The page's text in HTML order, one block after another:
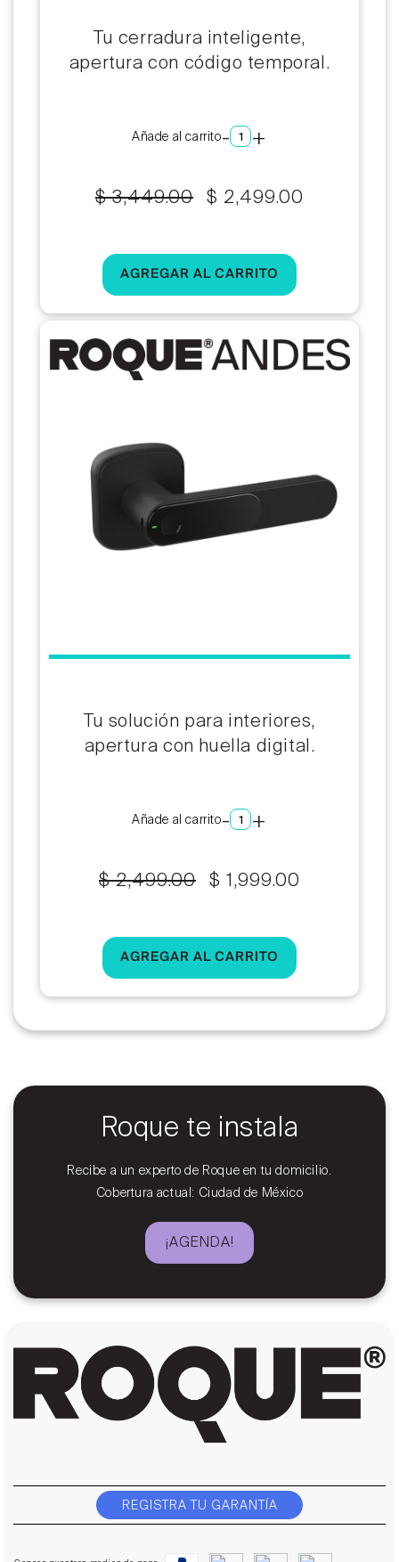
Tu cerradura inteligente,
apertura con código temporal.
Añade al carrito- +
Precio
$ 3,449.00
Precio
$ 2,499.00
Tu solución para interiores,
apertura con huella digital.
Añade al carrito- +
Precio
$ 2,499.00
Precio
$ 1,999.00
Roque te instala
Recibe a un experto de Roque en tu domicilio.
Cobertura actual: Ciudad de México
¡AGENDA!
REGISTRA TU GARANTÍA